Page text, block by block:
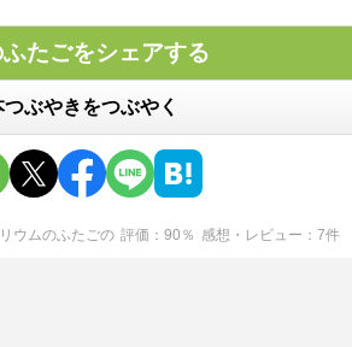
たごをシェアする
つぶやきをつぶやく
ウムのふたごの 評価 90 ％ 感想・レビュー 7件